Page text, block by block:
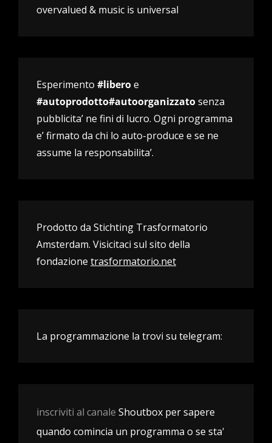
overvalued & music is universal
Esperimento #liberoe
#autoprodotto#autoorganizzatosenza
pubblicita’ ne fini di lucro. Ogni programma
e’ firmato da chi lo auto-produce e se ne
assume la responsabilita’.
Prodotto da Stichting Trasformatorio
Amsterdam. Visicitaci sul sito della
fondazione trasformatorio.net
La programmazione la trovi su telegram:
inscriviti al canale Shoutbox per sapere
quando comincia un programma o se sta'